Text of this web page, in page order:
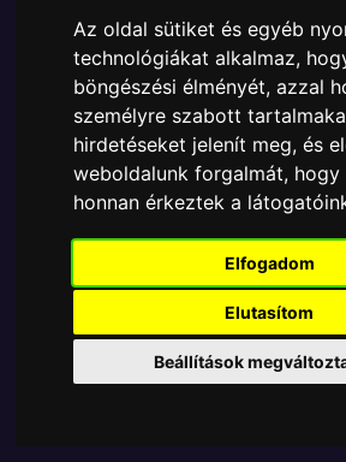
Az oldal sütiket és egyéb
technológiákat alkalmaz,
böngészési élményét, azzal
személyre szabott
hirdetéseket jelenít meg, és
weboldalunk forgalmát,
honnan érkeztek a
Elfogadom
Elutasítom
Beállítások
A Funko POP - Rocks egyik
Funko - Music & Rocks Iron Maiden
gyűjtői vinyl karakter, amely
azaz - POP In a Box - várja új
TOVÁBB A VÁSÁRLÁSRA
Tetszik? Osszd meg másokkal!